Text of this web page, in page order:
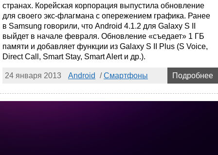
странах. Корейская корпорация выпустила обновление
для своего экс-флагмана с опережением графика. Ранее
в Samsung говорили, что Android 4.1.2 для Galaxy S II
выйдет в начале февраля. Обновление «съедает» 1 ГБ
памяти и добавляет функции из Galaxy S II Plus (S Voice,
Direct Call, Smart Stay, Smart Alert и др.).
24 января 2013 Android /Смартфоны Подробнее